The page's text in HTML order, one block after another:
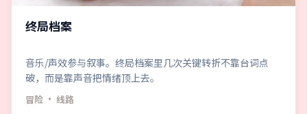
终局档案
音乐/声效参与叙事。终局档案里几次关键转折不靠台词点
破，而是靠声音把情绪顶上去。
冒险 · 线路